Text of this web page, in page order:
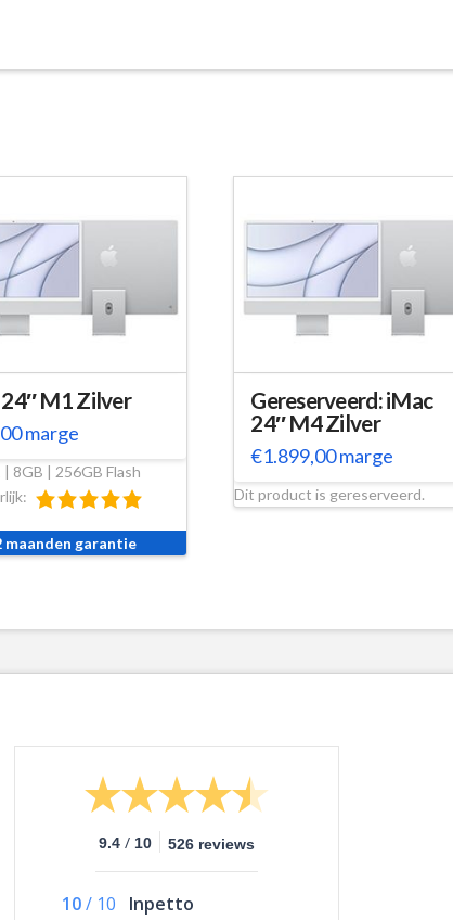
M1 Zilver
marge
| 8GB | 256GB Flash
maanden garantie
Gereserveerd: iMac
24″ M4 Zilver
€1.899,00marge
Dit product is gereserveerd.
9.4 / 10 526 reviews
10/ 10 Inpetto